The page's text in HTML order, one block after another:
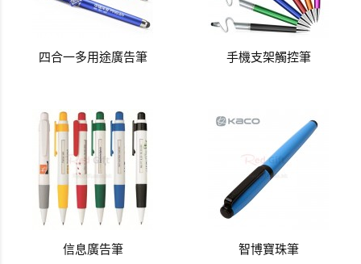
四合一多用途廣告筆 手機支架觸控筆
信息廣告筆 智博寶珠筆